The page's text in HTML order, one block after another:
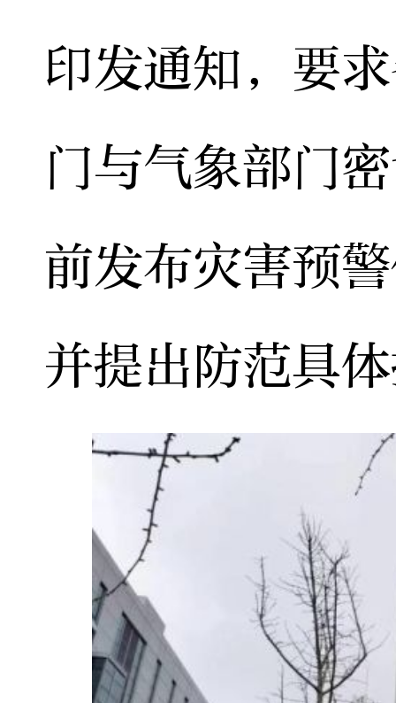
印发通知，要
门与气象部门
前发布灾害预
并提出防范具